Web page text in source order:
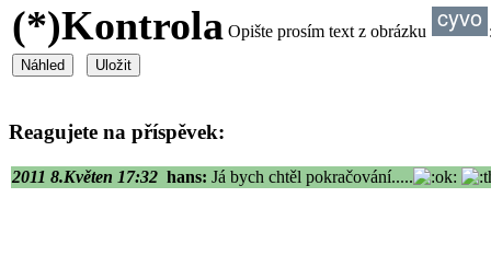
(*)Kontrola Opište prosím text z obrázku
Reagujete na příspěvek:
2011 8.Květen 17:32 hans: Já bych chtěl pokračování.....